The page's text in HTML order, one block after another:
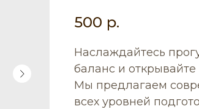
500 р.
Наслаждайтесь
баланс и
Мы предлагаем
всех уровней